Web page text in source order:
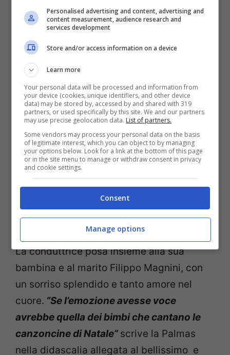
L’emozione della conduttrice per la recita natalizia della
figlia (Credits: screenshot Instagram @giopalmas82) –
thewisemagazine.it
La conduttrice posa insieme alla sua
bambina e al marito Filippo Magnini, con
un sorriso splendido e tanto amore nel
cuore. “Se l’emozione avesse voce
avrebbe quella dei bimbi che cantano le
canzoncine di Natale” scrive la Palmas
nella didascalia allegata al bellissimo e
Personalised advertising and content, advertising and
content measurement, audience research and
services development
Store and/or access information on a device
Learn more
Your personal data will be processed and information from
your device (cookies, unique identifiers, and other device
data) may be stored by, accessed by and shared with 319
partners, or used specifically by this site. We and our partners
may use precise geolocation data. List of partners.
Some vendors may process your personal data on the basis
of legitimate interest, which you can object to by managing
your options below. Look for a link at the bottom of this page
or in the site menu to manage or withdraw consent in privacy
and cookie settings.
Consent
Manage options